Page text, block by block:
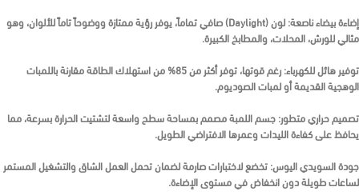
إضاءة بيضاء ناصعة:
لون (Daylight) صافي تماماً، يوفر رؤية ممتازة ووضوحاً تاماً للألوان، وهو
مثالي للورش، المحلات، والمطابخ الكبيرة.
توفير هائل للكهرباء:
رغم قوتها، توفر أكثر من 85% من استهلاك الطاقة مقارنة باللمبات
الوهجية القديمة أو لمبات الصوديوم.
تصميم حراري متطور:جسم اللمبة مصمم بمساحة سطح واسعة لتشتيت الحرارة بسرعة، مما
يحافظ على كفاءة الليدات وعمرها الافتراضي الطويل.
جودة السويدي اليوس:تخضع لاختبارات صارمة لضمان تحمل العمل الشاق والتشغيل المستمر
لساعات طويلة دون انخفاض في مستوى الإضاءة.